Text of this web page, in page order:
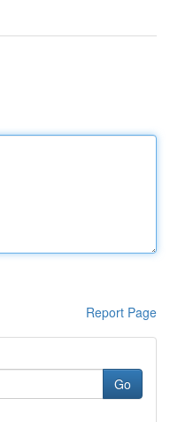
Report Page
Go